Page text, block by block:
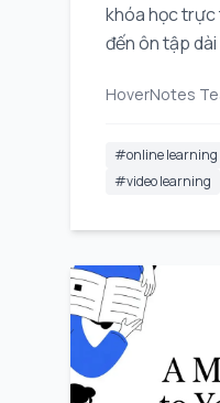
khóa học
đến ôn tập
HoverNotes
#online learning
#video learning